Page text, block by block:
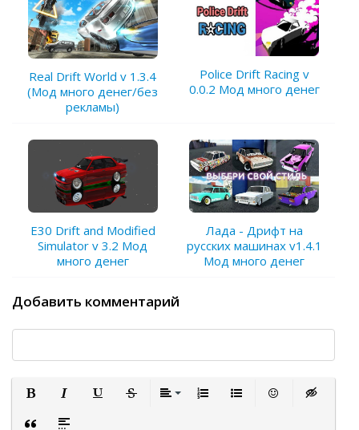
Real Drift World v 1.3.4
(Мод много денег/без
рекламы)
Police Drift Racing v
0.0.2 Мод много денег
E30 Drift and Modified
Simulator v 3.2 Мод
много денег
Лада - Дрифт на
русских машинах v1.4.1
Мод много денег
Добавить комментарий